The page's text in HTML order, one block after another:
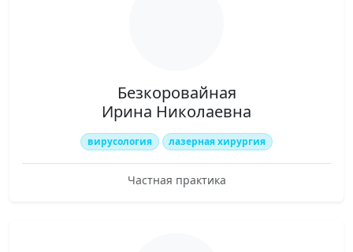
Безкоровайная
Ирина Николаевна
вирусология лазерная хирургия
Частная практика